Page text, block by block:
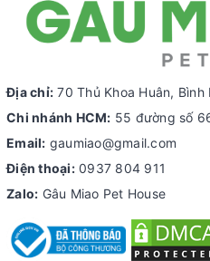
Địa chỉ: 70 Thủ Khoa Huân,
Chi nhánh HCM: 55 đường số
Email: gaumiao@gmail.com
Điện thoại: 0937 804 911
Zalo: Gâu Miao Pet House